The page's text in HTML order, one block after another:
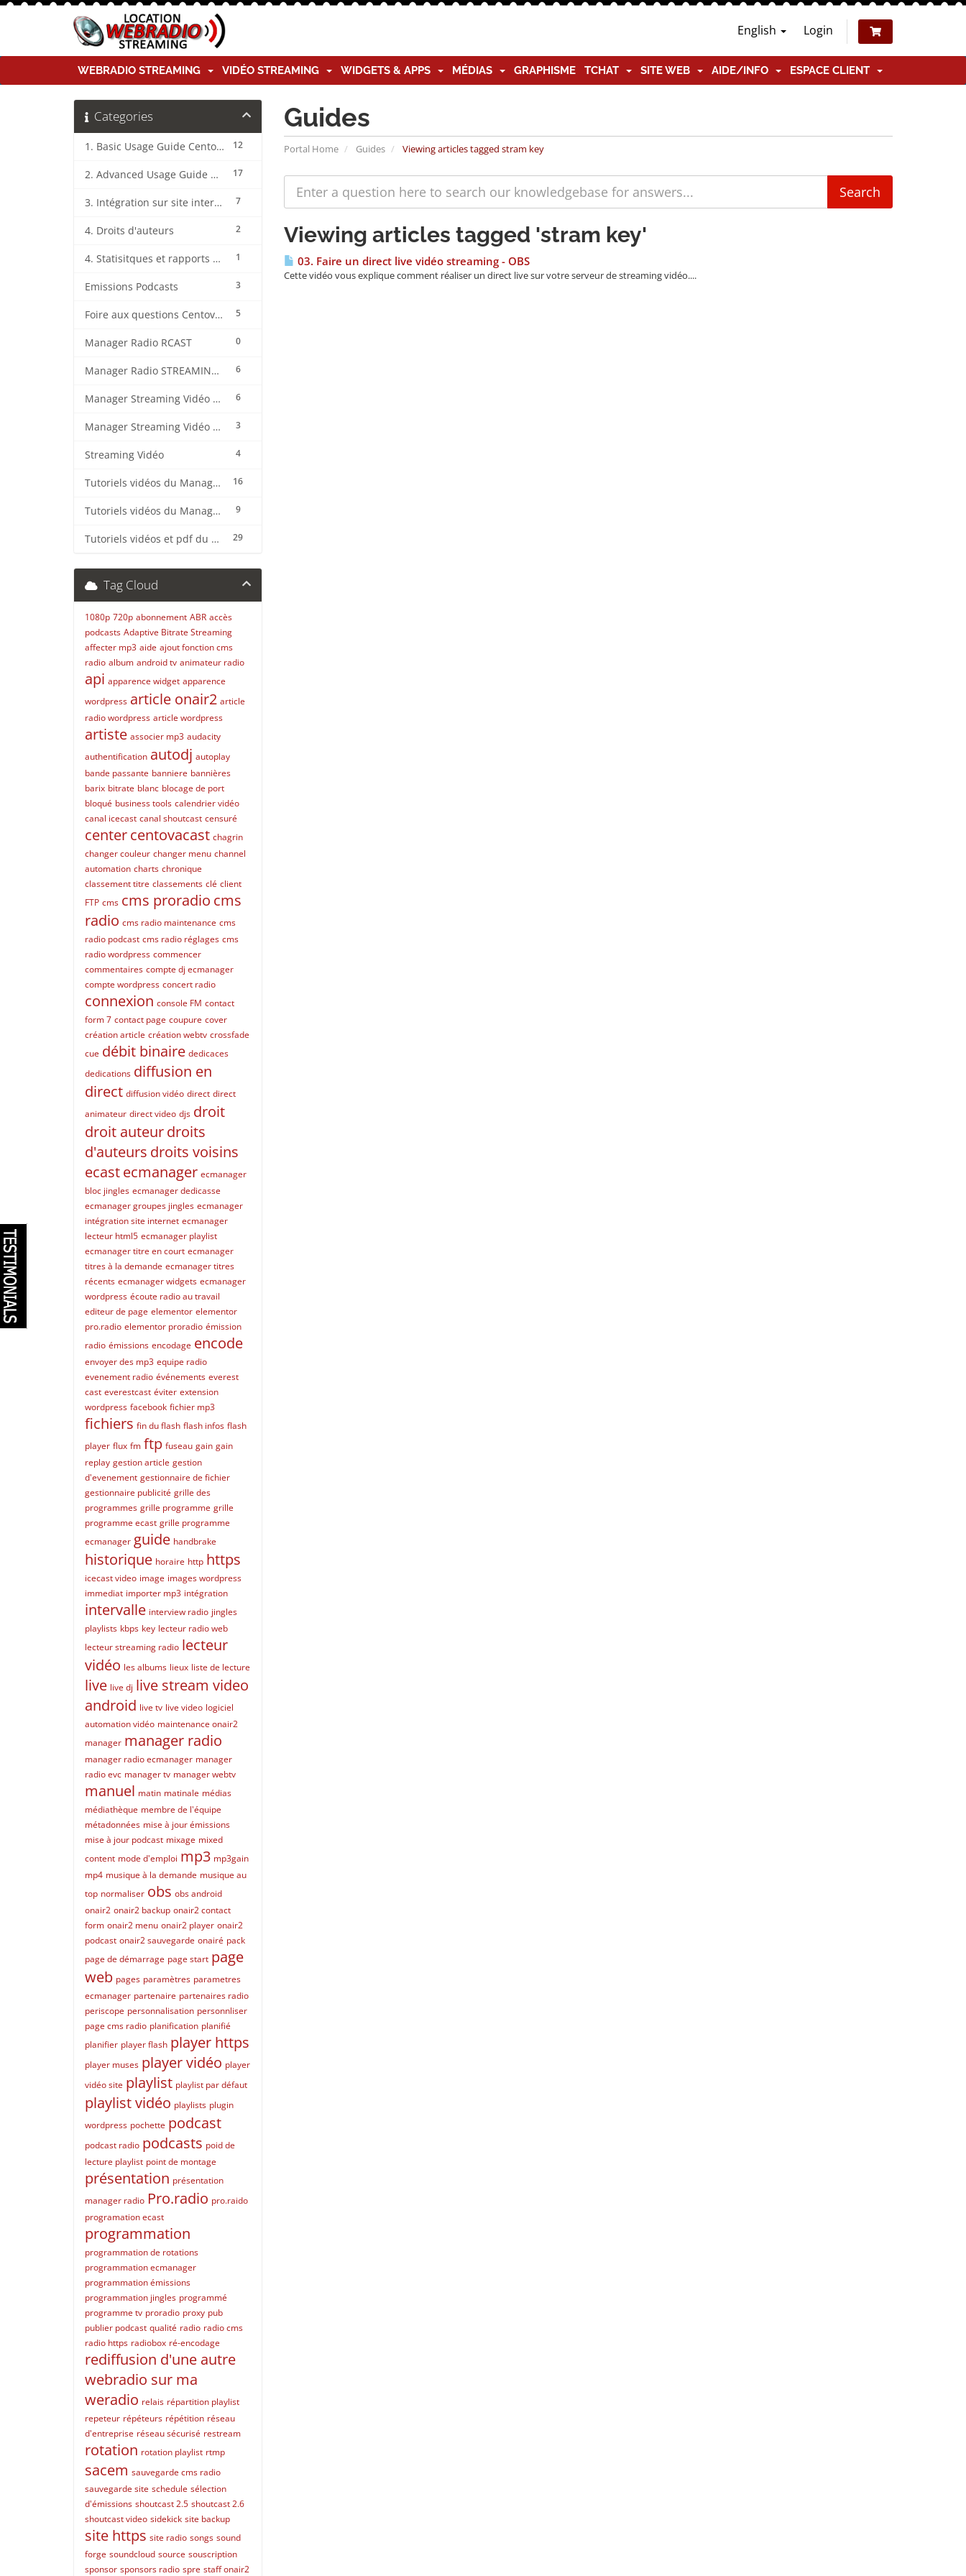
English Login
WEBRADIO STREAMING VIDÉO STREAMING WIDGETS & APPS MÉDIAS GRAPHISME TCHAT SITE WEB AIDE/INFO ESPACE CLIENT
Guides
Portal Home Guides Viewing articles tagged stram key
Categories
12
1. Basic Usage Guide CentovaCast
17
2. Advanced Usage Guide CentovaCast
7
3. Intégration sur site internet CentovaCast
2
4. Droits d'auteurs
1
4. Statisitques et rapports CentovaCast
3
Emissions Podcasts
5
Foire aux questions CentovaCast
0
Manager Radio RCAST
6
Manager Radio STREAMING CENTER
6
Manager Streaming Vidéo TVMCP
3
Manager Streaming Vidéo VDO
4
Streaming Vidéo
16
Tutoriels vidéos du Manager Radio CentovaCast
9
Tutoriels vidéos du Manager Radio STREAMING CENTER
29
Tutoriels vidéos et pdf du CMS Radio Wordpress + OnAir2/Pro.Radio
Viewing articles tagged 'stram key'
03. Faire un direct live vidéo streaming - OBS
Cette vidéo vous explique comment réaliser un direct live sur votre serveur de streaming vidéo....
Tag Cloud
1080p 720p abonnement ABR accès
podcasts Adaptive Bitrate Streaming
affecter mp3 aide ajout fonction cms
radio album android tv animateur radio
api apparence widget apparence
wordpress article onair2 article
radio wordpress article wordpress
artiste associer mp3 audacity
authentification autodj autoplay
bande passante banniere bannières
barix bitrate blanc blocage de port
bloqué business tools calendrier vidéo
canal icecast canal shoutcast censuré
centercentovacast chagrin
changer couleur changer menu channel
automation charts chronique
classement titre classements clé client
FTP cms cms proradio cms
radio cms radio maintenance cms
radio podcast cms radio réglages cms
radio wordpress commencer
commentaires compte dj ecmanager
compte wordpress concert radio
connexion console FM contact
form 7 contact page coupure cover
création article création webtv crossfade
cue débit binaire dedicaces
dedications diffusion en
direct diffusion vidéo direct direct
animateur direct video djs droit
droit auteurdroits
d'auteurs droits voisins
ecastecmanager ecmanager
bloc jingles ecmanager dedicasse
ecmanager groupes jingles ecmanager
intégration site internet ecmanager
lecteur html5 ecmanager playlist
ecmanager titre en court ecmanager
titres à la demande ecmanager titres
récents ecmanager widgets ecmanager
wordpress écoute radio au travail
editeur de page elementor elementor
pro.radio elementor proradio émission
radio émissions encodage encode
envoyer des mp3 equipe radio
evenement radio événements everest
cast everestcast éviter extension
wordpress facebook fichier mp3
fichiers fin du flash flash infos flash
player flux fm ftp fuseau gain gain
replay gestion article gestion
d'evenement gestionnaire de fichier
gestionnaire publicité grille des
programmes grille programme grille
programme ecast grille programme
ecmanager guide handbrake
historique horaire http https
icecast video image images wordpress
immediat importer mp3 intégration
intervalle interview radio jingles
playlists kbps key lecteur radio web
lecteur streaming radio lecteur
vidéo les albums lieux liste de lecture
live live dj live stream video
android live tv live video logiciel
automation vidéo maintenance onair2
manager manager radio
manager radio ecmanager manager
radio evc manager tv manager webtv
manuel matin matinale médias
médiathèque membre de l'équipe
métadonnées mise à jour émissions
mise à jour podcast mixage mixed
content mode d'emploi mp3 mp3gain
mp4 musique à la demande musique au
top normaliser obs obs android
onair2 onair2 backup onair2 contact
form onair2 menu onair2 player onair2
podcast onair2 sauvegarde onairé pack
page de démarrage page start page
web pages paramètres parametres
ecmanager partenaire partenaires radio
periscope personnalisation personnliser
page cms radio planification planifié
planifier player flash player https
player muses player vidéo player
vidéo site playlist playlist par défaut
playlist vidéo playlists plugin
wordpress pochette podcast
podcast radio podcasts poid de
lecture playlist point de montage
présentation présentation
manager radio Pro.radio pro.raido
programation ecast
programmation
programmation de rotations
programmation ecmanager
programmation émissions
programmation jingles programmé
programme tv proradio proxy pub
publier podcast qualité radio radio cms
radio https radiobox ré-encodage
rediffusion d'une autre
webradio sur ma
weradio relais répartition playlist
repeteur répéteurs répétition réseau
d'entreprise réseau sécurisé restream
rotation rotation playlist rtmp
sacem sauvegarde cms radio
sauvegarde site schedule sélection
d'émissions shoutcast 2.5 shoutcast 2.6
shoutcast video sidekick site backup
site https site radio songs sound
forge soundcloud source souscription
sponsor sponsors radio spre staff onair2